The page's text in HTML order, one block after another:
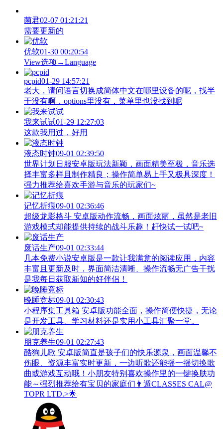
菌君02-07 01:21:21
需要更新的
优软01-30 00:20:54
View‌选项→Language
pcpid01-29 14:57:21
老大，请问语言切换成简体中文在哪里设备的呢，找半
于没有啊，options里没有，菜单里也没找到呢
我来试试01-29 12:27:03
这款我用过，好用
液态时钟09-01 02:39:50
世界计划日服安卓版玩法新颖，画面精美至极，音乐选
择丰富多样且制作精良；操作简单易上手又极具深度！
强力推荐给喜欢手游与音乐的玩家们~
记忆折痕09-01 02:36:46
超级龙影格斗 安卓版动作流畅，画面炫丽，虽然是老旧
游戏模式却能提供持续的战斗乐趣！赶快试一试吧~
废话生产09-01 02:33:44
几本免费小说安卓版是一款让我满意的阅读应用，内容
丰富且更新及时，界面简洁清晰、操作流畅无广告干扰
是我每日获取新知的好伴侣！
晚睡竞标09-01 02:30:43
小程序集工具箱 安卓版功能全面，操作简便快捷，无论
是开发工具、学习材料还是实用小工具汇聚一堂。
朋克养生09-01 02:27:43
酷狗儿歌 安卓版简直是孩子们的快乐源泉，画面温馨不
伤眼、资源丰富实时更新，一边听歌还能摇一摇切换歌
曲或游戏互动哦！小朋友特别喜欢操作里的一键换肤功
能～强烈推荐给有宝贝的家庭们👨‍遁️CLASSES CAL@
TOPR LTD.>🌟